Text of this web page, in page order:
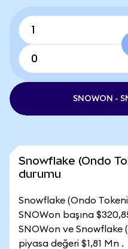
SNOWON -
Snowflake (Ondo
durumu
Snowflake (Ondo
SNOWon başına
SNOWon ve Snowflake
piyasa değeri $1,81 Mn .